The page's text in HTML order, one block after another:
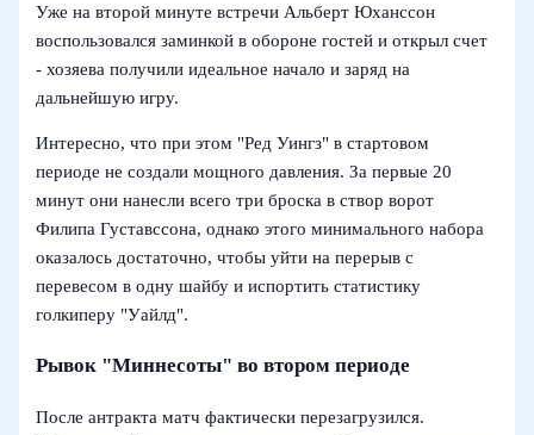
Уже на второй минуте встречи Альберт Юханссон
воспользовался заминкой в обороне гостей и открыл счет
- хозяева получили идеальное начало и заряд на
дальнейшую игру.
Интересно, что при этом "Ред Уингз" в стартовом
периоде не создали мощного давления. За первые 20
минут они нанесли всего три броска в створ ворот
Филипа Густавссона, однако этого минимального набора
оказалось достаточно, чтобы уйти на перерыв с
перевесом в одну шайбу и испортить статистику
голкиперу "Уайлд".
Рывок "Миннесоты" во втором периоде
После антракта матч фактически перезагрузился.